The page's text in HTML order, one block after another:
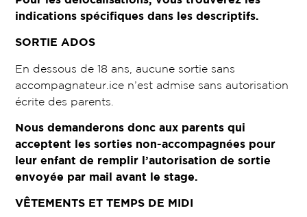
indications spécifiques dans les descriptifs.
SORTIE ADOS
En dessous de 18 ans, aucune sortie sans
accompagnateur.ice n’est admise sans autorisation
écrite des parents.
Nous demanderons donc aux parents qui
acceptent les sorties non-accompagnées pour
leur enfant de remplir l’autorisation de sortie
envoyée par mail avant le stage.
VÊTEMENTS ET TEMPS DE MIDI